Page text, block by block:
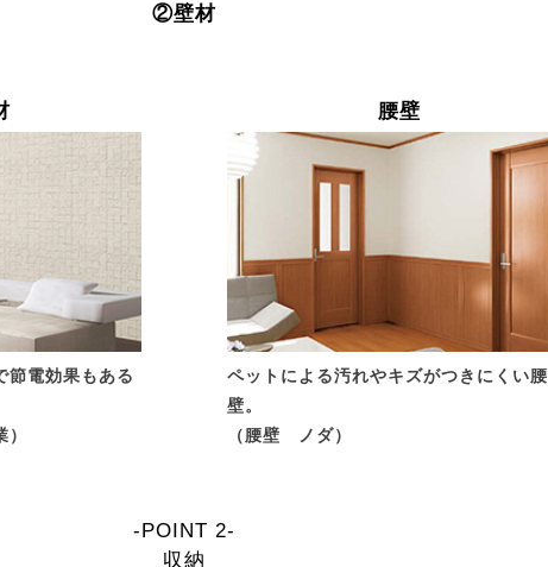
②壁材
節電効果もある
腰壁
ペットによる汚れやキズがつきにくい腰
壁。
（腰壁 ノダ）
-POINT 2-
収納